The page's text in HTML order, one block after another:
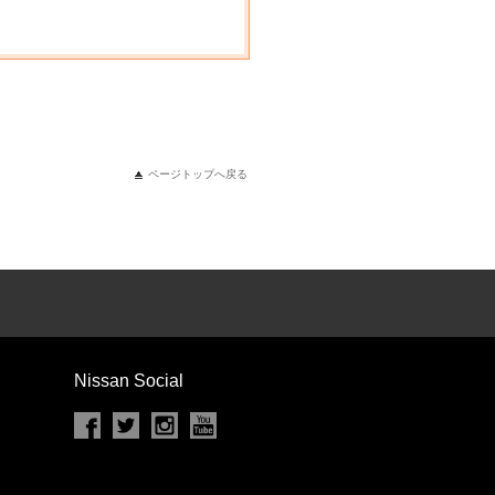
ページトップへ戻る
Nissan Social